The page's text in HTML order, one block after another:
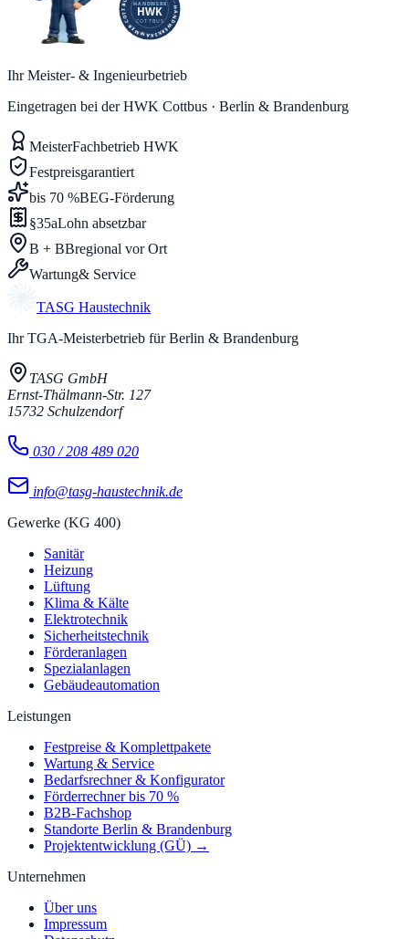
Ihr Meister- & Ingenieurbetrieb
Eingetragen bei der HWK Cottbus · Berlin & Brandenburg
MeisterFachbetrieb HWK
Festpreisgarantiert
bis 70 %BEG-Förderung
§35aLohn absetzbar
B + BBregional vor Ort
Wartung& Service
TASG Haustechnik
Ihr TGA-Meisterbetrieb für Berlin & Brandenburg
TASG GmbH
Ernst-Thälmann-Str. 127
15732 Schulzendorf
030 / 208 489 020
info@tasg-haustechnik.de
Gewerke (KG 400)
Sanitär
Heizung
Lüftung
Klima & Kälte
Elektrotechnik
Sicherheitstechnik
Förderanlagen
Spezialanlagen
Gebäudeautomation
Leistungen
Festpreise & Komplettpakete
Wartung & Service
Bedarfsrechner & Konfigurator
Förderrechner bis 70 %
B2B-Fachshop
Standorte Berlin & Brandenburg
Projektentwicklung (GÜ) →
Unternehmen
Über uns
Impressum